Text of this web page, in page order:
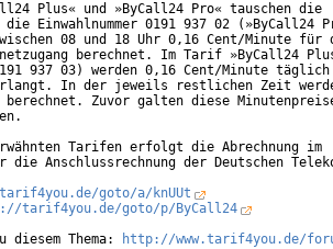
Plus« und »ByCall24 Pro« tauschen die
Einwahlnummer 0191 937 02 (»ByCall24
08 und 18 Uhr 0,16 Cent/Minute für
berechnet. Im Tarif »ByCall24
937 03) werden 0,16 Cent/Minute täglich
In der jeweils restlichen Zeit
berechnet. Zuvor galten diese
Tarifen erfolgt die Abrechnung im
die Anschlussrechnung der Deutschen
goto/a/knUUt
tarif4you.de/goto/p/ByCall24
diesem Thema:
http://www.tarif4you.de/